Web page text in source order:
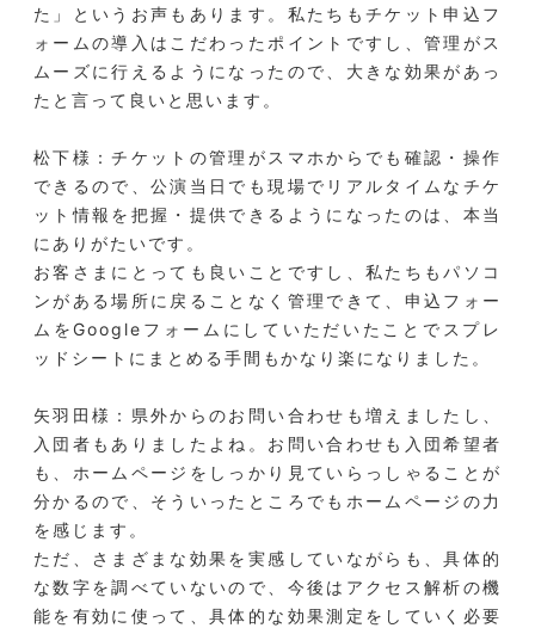
た」というお声もあります。私たちもチケット申込フ
ォームの導入はこだわったポイントですし、管理がス
ムーズに行えるようになったので、大きな効果があっ
たと言って良いと思います。
松下様：チケットの管理がスマホからでも確認・操作
できるので、公演当日でも現場でリアルタイムなチケ
ット情報を把握・提供できるようになったのは、本当
にありがたいです。
お客さまにとっても良いことですし、私たちもパソコ
ンがある場所に戻ることなく管理できて、申込フォー
ムをGoogleフォームにしていただいたことでスプレ
ッドシートにまとめる手間もかなり楽になりました。
矢羽田様：県外からのお問い合わせも増えましたし、
入団者もありましたよね。お問い合わせも入団希望者
も、ホームページをしっかり見ていらっしゃることが
分かるので、そういったところでもホームページの力
を感じます。
ただ、さまざまな効果を実感していながらも、具体的
な数字を調べていないので、今後はアクセス解析の機
能を有効に使って、具体的な効果測定をしていく必要